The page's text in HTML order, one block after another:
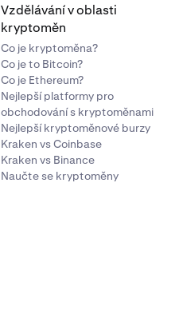
Vzdělávání v oblasti
kryptoměn
Co je kryptoměna?
Co je to Bitcoin?
Co je Ethereum?
Nejlepší platformy pro
obchodování s kryptoměnami
Nejlepší kryptoměnové burzy
Kraken vs Coinbase
Kraken vs Binance
Naučte se kryptoměny